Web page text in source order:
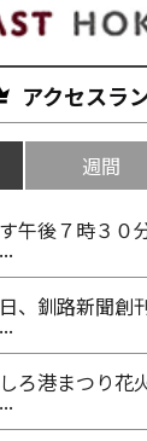
アクセスラ
週間
午後７時３０
、釧路新聞創
ろ港まつり花